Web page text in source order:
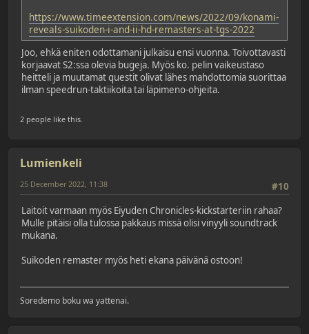
https://www.timeextension.com/news/2022/09/konami-
reveals-suikoden-i-and-ii-hd-remasters-at-tgs-2022
Joo, ehkä eniten odottamani julkaisu ensi vuonna. Toivottavasti
korjaavat S2:ssa olevia bugeja. Myös ko. pelin vaikeustaso
heitteli ja muutamat questit olivat lähes mahdottomia suorittaa
ilman speedrun-taktiikoita tai läpimeno-ohjeita.
2 people like this.
Lumienkeli
#10
25 December 2022, 11:38
Laitoit varmaan myös Eiyuden Chronicles-kickstarteriin rahaa?
Mulle pitäisi olla tulossa pakkaus missä olisi vinyyli soundtrack
mukana.
Suikoden remaster myös heti ekana päivänä ostoon!
Soredemo boku wa yattenai.